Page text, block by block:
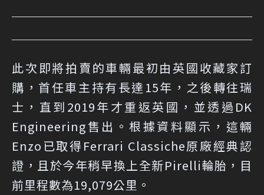
此次即將拍賣的車輛最初由英國收藏家訂
購，首任車主持有長達15年，之後轉往瑞
士，直到2019年才重返英國，並透過DK
Engineering售出。根據資料顯示，這輛
Enzo已取得Ferrari Classiche原廠經典認
證，且於今年稍早換上全新Pirelli輪胎，目
前里程數為19,079公里。